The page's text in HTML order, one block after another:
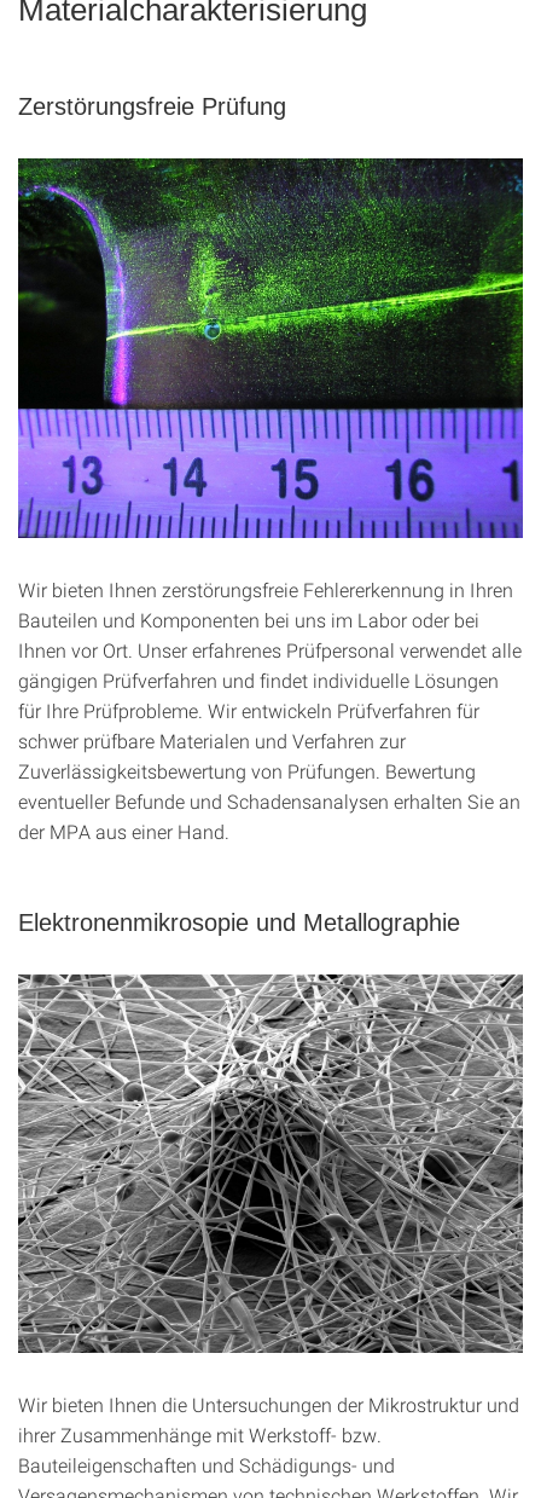
Materialcharakterisierung
Zerstörungsfreie Prüfung
Wir bieten Ihnen zerstörungsfreie Fehlererkennung in Ihren
Bauteilen und Komponenten bei uns im Labor oder bei
Ihnen vor Ort. Unser erfahrenes Prüfpersonal verwendet alle
gängigen Prüfverfahren und findet individuelle Lösungen
für Ihre Prüfprobleme. Wir entwickeln Prüfverfahren für
schwer prüfbare Materialen und Verfahren zur
Zuverlässigkeitsbewertung von Prüfungen. Bewertung
eventueller Befunde und Schadensanalysen erhalten Sie an
der MPA aus einer Hand.
Elektronenmikrosopie und Metallographie
Wir bieten Ihnen die Untersuchungen der Mikrostruktur und
ihrer Zusammenhänge mit Werkstoff- bzw.
Bauteileigenschaften und Schädigungs- und